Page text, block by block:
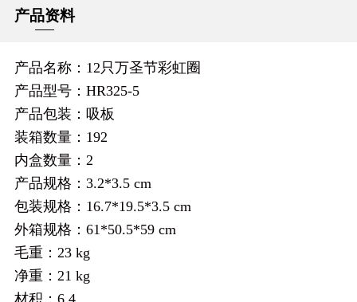
产品资料
产品名称：12只万圣节彩虹圈
产品型号：HR325-5
产品包装：吸板
装箱数量：192
内盒数量：2
产品规格：3.2*3.5 cm
包装规格：16.7*19.5*3.5 cm
外箱规格：61*50.5*59 cm
毛重：23 kg
净重：21 kg
材积：6.4